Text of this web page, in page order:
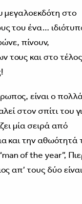
μεγαλοεκδότη στο
του ένα…
πίνουν,
τους και στο
είναι ο
στον σπίτι του
μία σειρά από
και την αθωότητά
of the year”,
απ’ τους δύο